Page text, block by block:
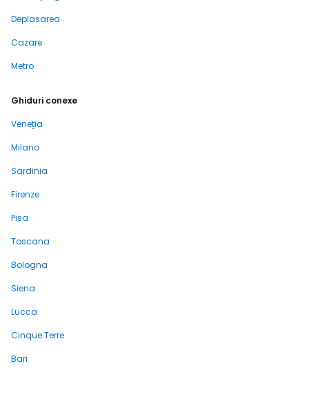
Deplasarea
Cazare
Metro
Ghiduri conexe
Veneția
Milano
Sardinia
Firenze
Pisa
Toscana
Bologna
Siena
Lucca
Cinque Terre
Bari